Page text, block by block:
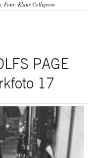
Foto: Klaus Collignon
PAGE
17